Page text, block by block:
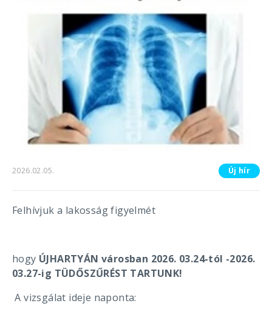
2026.02.05. Új hír
Felhívjuk a lakosság figyelmét
hogy ÚJHARTYÁN városban 2026. 03.24-tól -2026.
03.27-ig TÜDŐSZŰRÉST TARTUNK!
A vizsgálat ideje naponta: